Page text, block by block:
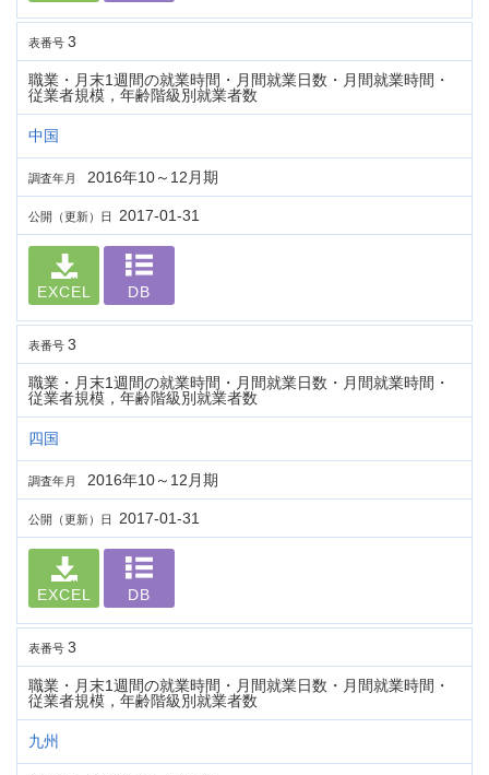
表番号 3
職業・月末1週間の就業時間・月間就業日数・月間就業時間・
従業者規模，年齢階級別就業者数
中国
調査年月 2016年10～12月期
公開（更新）日 2017-01-31
EXCEL DB
表番号 3
職業・月末1週間の就業時間・月間就業日数・月間就業時間・
従業者規模，年齢階級別就業者数
四国
調査年月 2016年10～12月期
公開（更新）日 2017-01-31
EXCEL DB
表番号 3
職業・月末1週間の就業時間・月間就業日数・月間就業時間・
従業者規模，年齢階級別就業者数
九州